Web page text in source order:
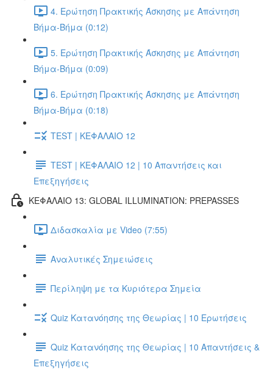
4. Ερώτηση Πρακτικής Άσκησης με Απάντηση
Βήμα-Βήμα (0:12)
5. Ερώτηση Πρακτικής Άσκησης με Απάντηση
Βήμα-Βήμα (0:09)
6. Ερώτηση Πρακτικής Άσκησης με Απάντηση
Βήμα-Βήμα (0:18)
TEST | ΚΕΦΑΛΑΙΟ 12
TEST | ΚΕΦΑΛΑΙΟ 12 | 10 Απαντήσεις και
Επεξηγήσεις
ΚΕΦΑΛΑΙΟ 13: GLOBAL ILLUMINATION: PREPASSES
Διδασκαλία με Video (7:55)
Αναλυτικές Σημειώσεις
Περίληψη με τα Κυριότερα Σημεία
Quiz Κατανόησης της Θεωρίας | 10 Ερωτήσεις
Quiz Κατανόησης της Θεωρίας | 10 Απαντήσεις &
Επεξηγήσεις